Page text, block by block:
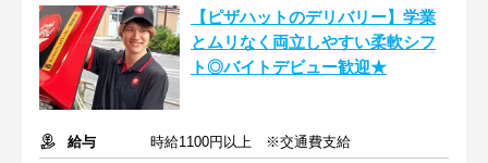
【ピザハットのデリバリー】学業
とムリなく両立しやすい柔軟シフ
ト◎バイトデビュー歓迎★
給与
時給1100円以上 ※交通費支給